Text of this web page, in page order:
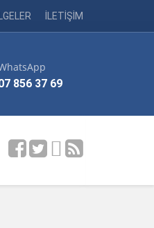
İLETİŞİM
856 37 69